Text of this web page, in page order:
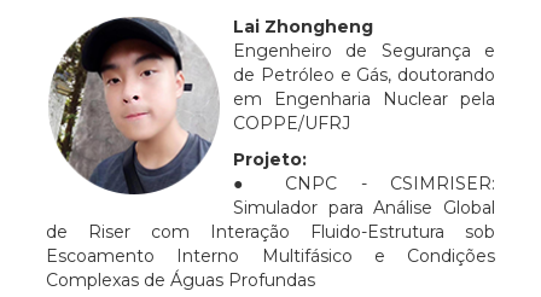
Lai Zhongheng
Engenheiro de Segurança e
de Petróleo e Gás, doutorando
em Engenharia Nuclear pela
COPPE/UFRJ
Projeto:
● CNPC - CSIMRISER:
Simulador para Análise Global
de Riser com Interação Fluido-Estrutura sob
Escoamento Interno Multifásico e Condições
Complexas de Águas Profundas